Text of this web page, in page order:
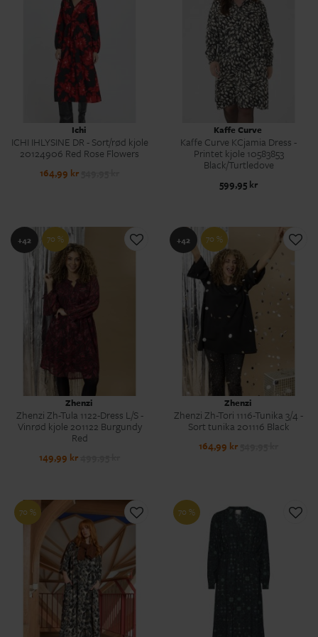
Ichi
ICHI IHLYSINE DR - Sort/rød kjole
20124906 Red Rose Flowers
164,99 kr
Kaffe Curve
Kaffe Curve KCjamia Dress -
Printet kjole 10583853
Black/Turtledove
599,95 kr
+42 70 %
Zhenzi
Zhenzi Zh-Tula 1122-Dress L/S -
Vinrød kjole 201122 Burgundy
Red
149,99 kr
+42 70 %
Zhenzi
Zhenzi Zh-Tori 1116-Tunika 3/4 -
Sort tunika 201116 Black
164,99 kr
70 % 70 %